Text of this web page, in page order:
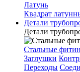
Латунь
Квадрат
Детали
Детали
Стальные
Заглушки
Переходы